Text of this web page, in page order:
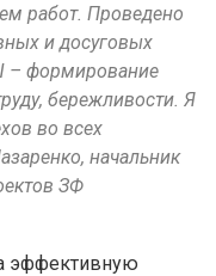
работ. Проведено
и досуговых
– формирование
бережливости. Я
во всех
начальник
ЗФ
эффективную